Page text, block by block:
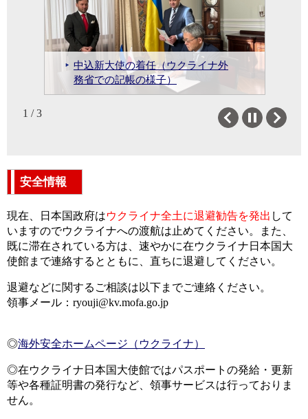
中込新大使の着任（ウクライナ外
務省での記帳の様子）
ウクライナに対する円借款「ウク
ライナのための特別収益前倒し融
資」に関する書簡の署名・交換
信任状捧呈式
1 / 3
安全情報
現在、日本国政府はウクライナ全土に退避勧告を発出 して
いますのでウクライナへの渡航は止めてください。また、
既に滞在されている方は、速やかに在ウクライナ日本国大
使館まで連絡するとともに、直ちに退避してください。
退避などに関するご相談は以下までご連絡ください。
領事メール：ryouji@kv.mofa.go.jp
◎海外安全ホームページ（ウクライナ）
◎在ウクライナ日本国大使館ではパスポートの発給・更新
等や各種証明書の発行など、領事サービスは行っておりま
せん。